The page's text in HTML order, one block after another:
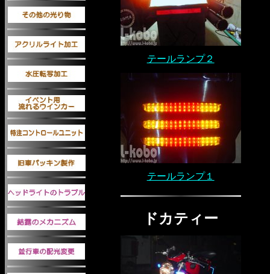
テールランプ２
テールランプ１
ドカティー